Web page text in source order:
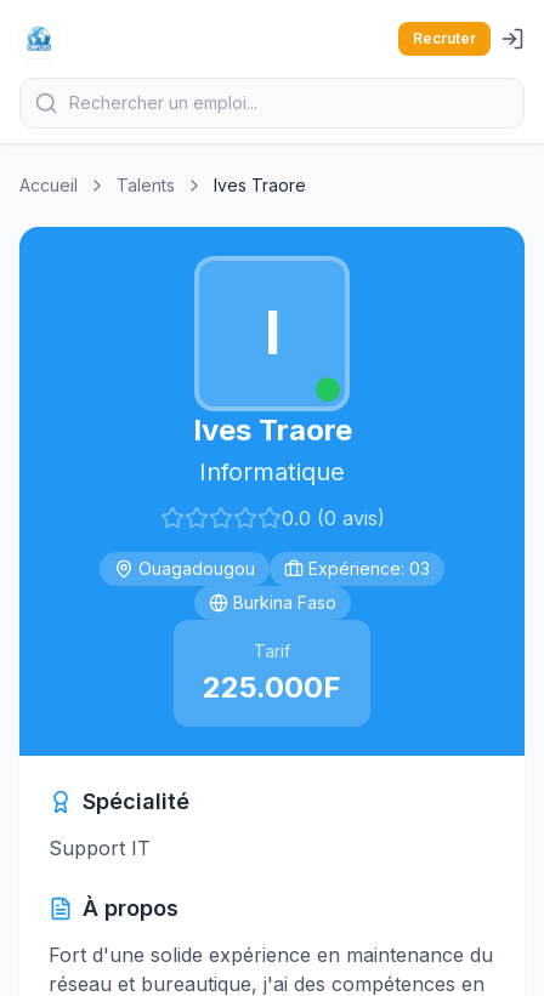
Recruter
Accueil Talents Ives Traore
I
Ives Traore
Informatique
0.0 (0 avis)
Ouagadougou
Expérience: 03
Burkina Faso
Tarif
225.000F
Spécialité
Support IT
À propos
Fort d'une solide expérience en maintenance du
réseau et bureautique, j'ai des compétences en